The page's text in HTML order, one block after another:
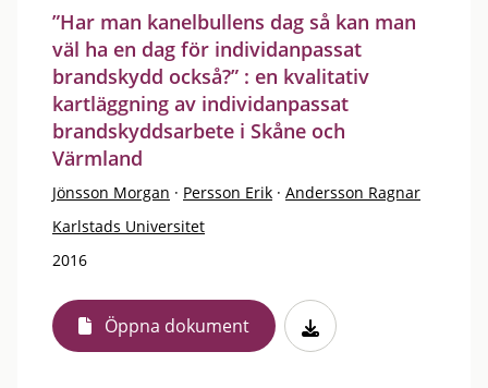
”Har man kanelbullens dag så kan man
väl ha en dag för individanpassat
brandskydd också?” : en kvalitativ
kartläggning av individanpassat
brandskyddsarbete i Skåne och
Värmland
Jönsson Morgan · Persson Erik · Andersson Ragnar
Karlstads Universitet
2016
Öppna dokument